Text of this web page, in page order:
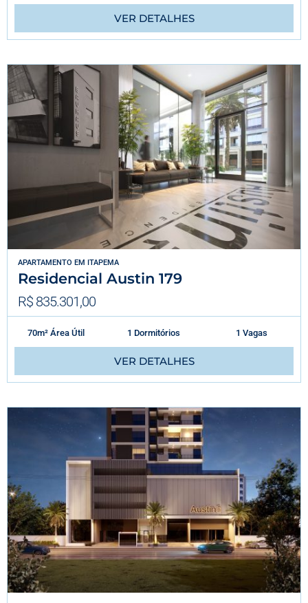
VER DETALHES
APARTAMENTO EM ITAPEMA
Residencial Austin 179
R$ 835.301,00
70m² Área Útil 1 Dormitórios 1 Vagas
VER DETALHES